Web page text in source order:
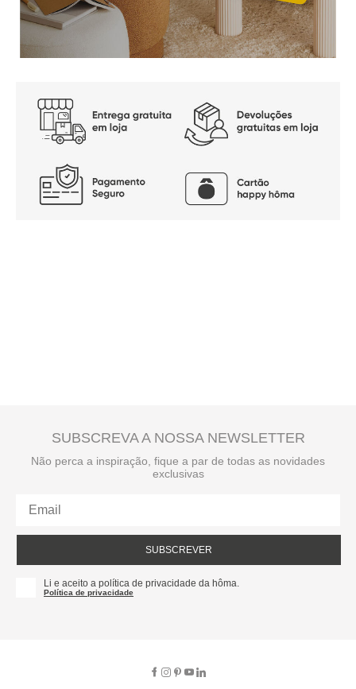
SUBSCREVA A NOSSA NEWSLETTER
Não perca a inspiração, fique a par de todas as novidades
exclusivas
SUBSCREVER
Li e aceito a política de privacidade da hôma.
Política de privacidade